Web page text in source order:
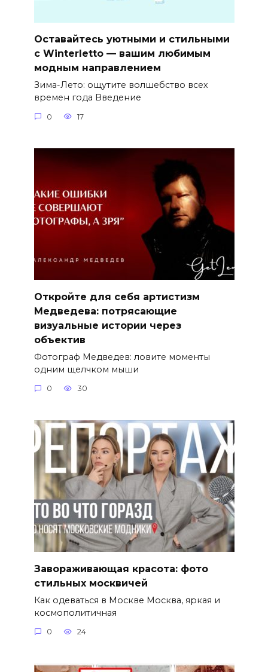
Оставайтесь уютными и стильными
с Winterletto — вашим любимым
модным направлением
Зима-Лето: ощутите волшебство всех
времен года Введение
0 17
Откройте для себя артистизм
Медведева: потрясающие
визуальные истории через
объектив
Фотограф Медведев: ловите моменты
одним щелчком мыши
0 30
Завораживающая красота: фото
стильных москвичей
Как одеваться в Москве Москва, яркая и
космополитичная
0 24